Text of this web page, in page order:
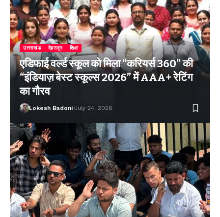
उत्तराखंड देहरादून शिक्षा
एडिफाई वर्ल्ड स्कूल को मिला “करियर्स 360” की
“इंडियाज़ बेस्ट स्कूल्स 2026” में AAA+ रेटिंग
का गौरव
Lokesh Badoni July 24, 2026